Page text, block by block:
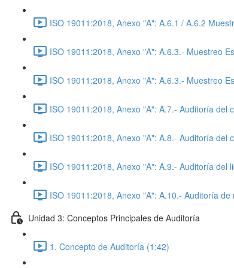
ISO 19011:2018, Anexo "A": A.6.1 / A.6.2
ISO 19011:2018, Anexo "A": A.6.3.- Muestreo
ISO 19011:2018, Anexo "A": A.6.3.- Muestreo
ISO 19011:2018, Anexo "A": A.7.- Auditoría
ISO 19011:2018, Anexo "A": A.8.- Auditoría del
ISO 19011:2018, Anexo "A": A.9.- Auditoría
ISO 19011:2018, Anexo "A": A.10.- Auditoría
Unidad 3: Conceptos Principales de Auditoría
1. Concepto de Auditoría (1:42)